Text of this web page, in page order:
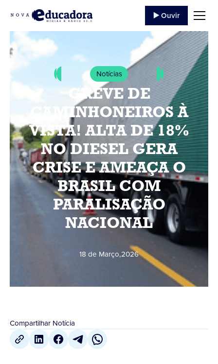
▶️ Ouvir
Notícias
GREVE DE
CAMINHONEIROS À
VISTA! ALTA DE 18%
NO DIESEL GERA
CRISE E AMEAÇA O
BRASIL COM
PARALISAÇÃO
NACIONAL
18 de Março,2026
Compartilhar Notícia